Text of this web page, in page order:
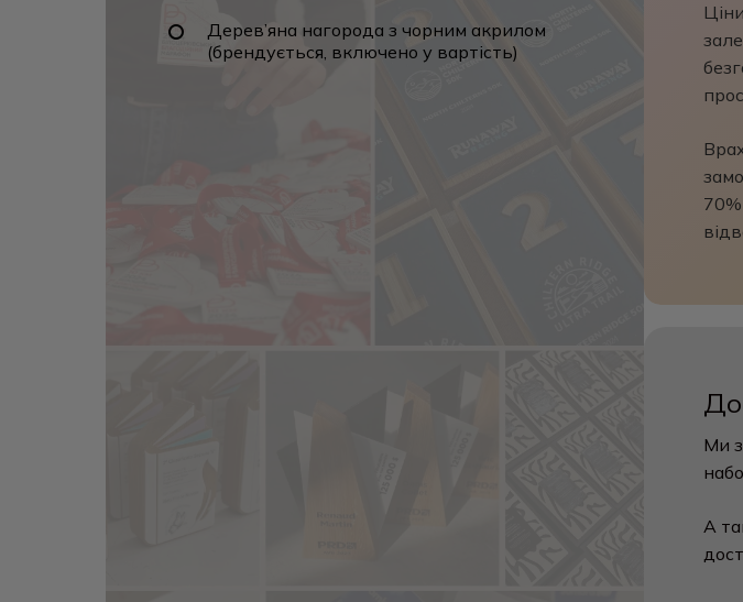
Дерев’яна нагорода з чорним акрилом
(брендується, включено у вартість)
Ми
А